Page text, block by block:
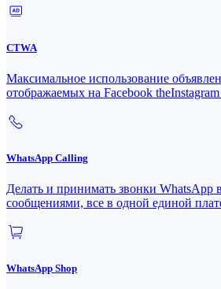
CTWA
Максимальное использование
отображаемых на Facebook
WhatsApp Calling
Делать и принимать звонки WhatsApp
сообщениями, все в одной единой
WhatsApp Shop